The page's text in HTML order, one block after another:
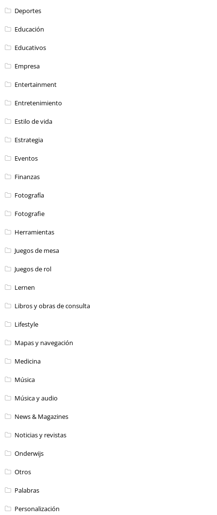
Deportes
Educación
Educativos
Empresa
Entertainment
Entretenimiento
Estilo de vida
Estrategia
Eventos
Finanzas
Fotografía
Fotografie
Herramientas
Juegos de mesa
Juegos de rol
Lernen
Libros y obras de consulta
Lifestyle
Mapas y navegación
Medicina
Música
Música y audio
News & Magazines
Noticias y revistas
Onderwijs
Otros
Palabras
Personalización